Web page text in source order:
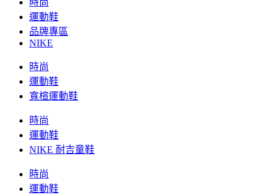
時尚
運動鞋
品牌專區
NIKE
時尚
運動鞋
寬楦運動鞋
時尚
運動鞋
NIKE 耐吉童鞋
時尚
運動鞋